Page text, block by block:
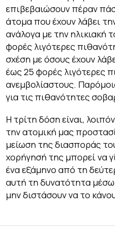
επιβεβαιώσουν πέραν
άτομα που έχουν λάβει
ανάλογα με την ηλικιακή
φορές λιγότερες
σχέση με όσους έχουν
έως 25 φορές λιγότερες
ανεμβολίαστους.
για τις πιθανότητες
Η τρίτη δόση είναι,
την ατομική μας
μείωση της διασποράς
χορήγησή της μπορεί να
ένα εξάμηνο από τη
αυτή τη δυνατότητα
μην διστάσουν να το